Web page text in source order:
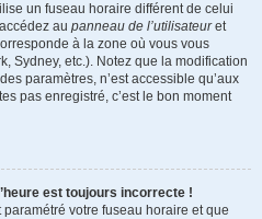
un fuseau horaire différent de celui
au panneau de l’utilisateuret
à la zone où vous vous
Sydney, etc.). Notez que la modification
paramètres, n’est accessible qu’aux
pas enregistré, c’est le bon moment
est toujours incorrecte !
votre fuseau horaire et que